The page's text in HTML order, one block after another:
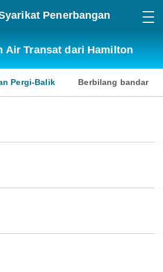
Penerbangan
Air Transat dari Hamilton
Pergi-Balik Berbilang bandar